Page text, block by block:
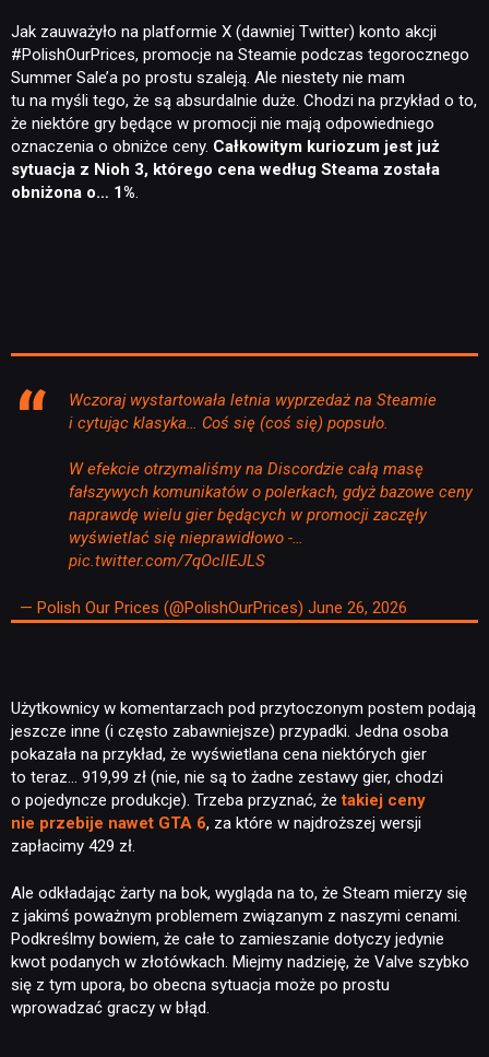
Jak zauważyło na platformie X (dawniej Twitter) konto akcji
#PolishOurPrices, promocje na Steamie podczas tegorocznego
Summer Sale’a po prostu szaleją. Ale niestety nie mam
tu na myśli tego, że są absurdalnie duże. Chodzi na przykład o to,
że niektóre gry będące w promocji nie mają odpowiedniego
oznaczenia o obniżce ceny. Całkowitym kuriozum jest już
sytuacja z Nioh 3, którego cena według Steama została
obniżona o… 1%
Wczoraj wystartowała letnia wyprzedaż na Steamie
i cytując klasyka… Coś się (coś się) popsuło.
W efekcie otrzymaliśmy na Discordzie całą masę
fałszywych komunikatów o polerkach, gdyż bazowe ceny
naprawdę wielu gier będących w promocji zaczęły
wyświetlać się nieprawidłowo -…
pic.twitter.com/7qOcllEJLS
— Polish Our Prices (@PolishOurPrices) June 26, 2026
Użytkownicy w komentarzach pod przytoczonym postem podają
jeszcze inne (i często zabawniejsze) przypadki. Jedna osoba
pokazała na przykład, że wyświetlana cena niektórych gier
to teraz… 919,99 zł (nie, nie są to żadne zestawy gier, chodzi
o pojedyncze produkcje). Trzeba przyznać, żetakiej ceny
nie przebije nawet GTA 6, za które w najdroższej wersji
zapłacimy 429 zł.
Ale odkładając żarty na bok, wygląda na to, że Steam mierzy się
z jakimś poważnym problemem związanym z naszymi cenami.
Podkreślmy bowiem, że całe to zamieszanie dotyczy jedynie
kwot podanych w złotówkach. Miejmy nadzieję, że Valve szybko
się z tym upora, bo obecna sytuacja może po prostu
wprowadzać graczy w błąd.